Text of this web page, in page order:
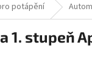
potápění
1. stupeň